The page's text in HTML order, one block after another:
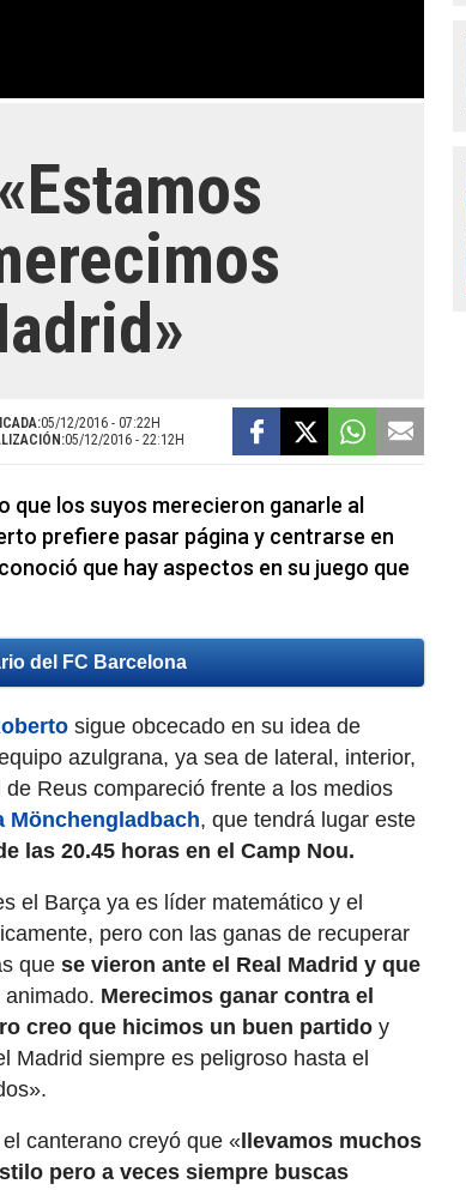
05/12/2016 - 07:22H
05/12/2016 - 22:12H
que los suyos merecieron ganarle al
prefiere pasar página y centrarse en
que hay aspectos en su juego que
del FC Barcelona
sigue obcecado en su idea de
azulgrana, ya sea de lateral, interior,
Reus compareció frente a los medios
Mönchengladbach, que tendrá lugar este
las 20.45 horas en el Camp Nou.
el Barça ya es líder matemático y el
pero con las ganas de recuperar
que se vieron ante el Real Madrid y que
Merecimos ganar contra el
creo que hicimos un buen partido y
Madrid siempre es peligroso hasta el
canterano creyó que « llevamos muchos
pero a veces siempre buscas